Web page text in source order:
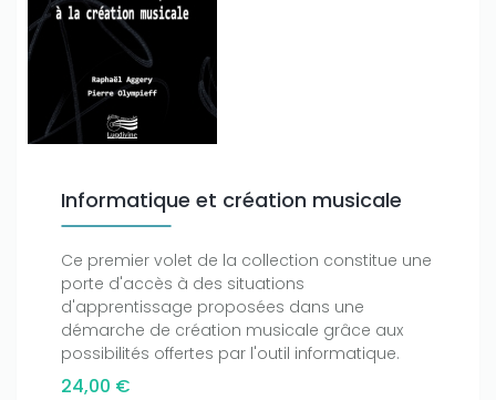
Informatique et création musicale
Ce premier volet de la collection constitue une
porte d'accès à des situations
d'apprentissage proposées dans une
démarche de création musicale grâce aux
possibilités offertes par l'outil informatique.
24,00 €
Only play atJoo casinoif you really want to win a huge
amount on your credits!